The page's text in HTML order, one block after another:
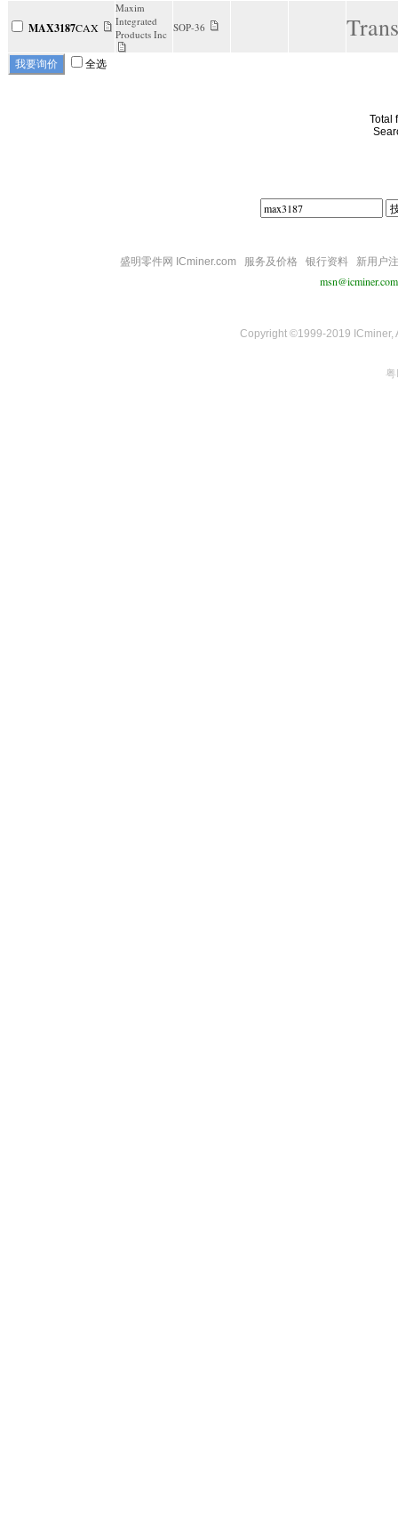
MAX3187CAX
Maxim
Integrated
Products Inc
SOP-36
全选
Total
盛明零件网 ICminer.com 服务及价格 银行资料 新用户
msn@icminer.com
Copyright ©1999-2019 ICminer,